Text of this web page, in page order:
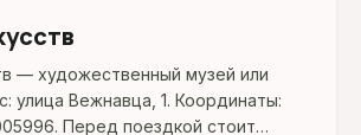
— художественный музей или
улица Вежнавца, 1. Координаты:
Перед поездкой стоит